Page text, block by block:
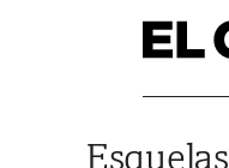
Esquelas